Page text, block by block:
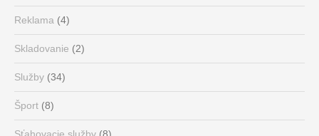
Reklama (4)
Skladovanie (2)
Služby (34)
Šport (8)